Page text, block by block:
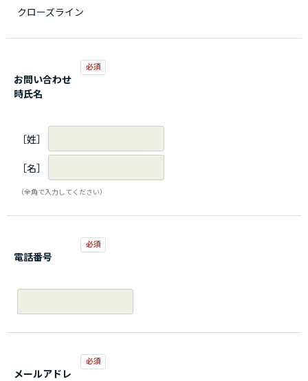
クローズライン
お問い合わせ
時氏名
［姓］
［名］
（全角で入力してください）
電話番号
メールアドレ